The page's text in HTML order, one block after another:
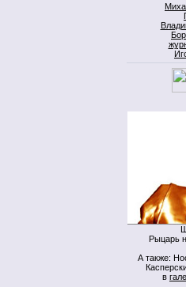
Рыцарь
А также:
в